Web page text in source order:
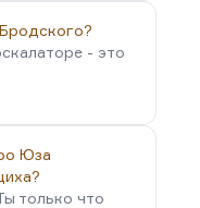
- это
Юза
только что